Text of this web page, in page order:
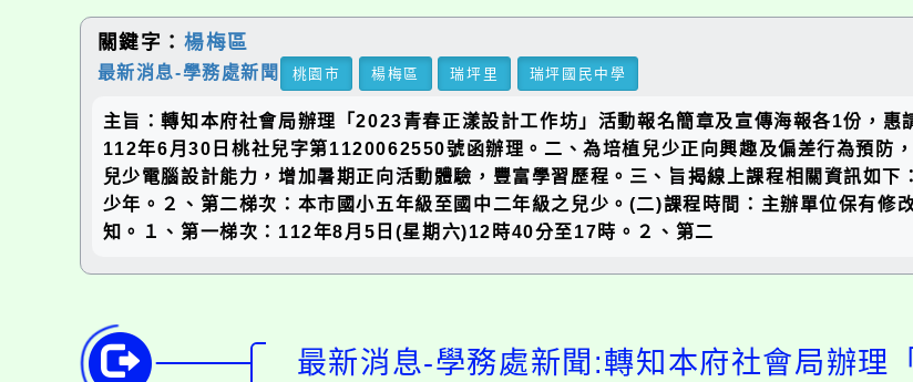
關鍵字： 楊梅區
最新消息-學務處新聞 桃園市 楊梅區 瑞坪里 瑞坪國民中學
主旨：轉知本府社會局辦理「2023青春正漾設計工作坊」活動報名簡章及宣傳海報各1份，
112年6月30日桃社兒字第1120062550號函辦理。二、為培植兒少正向興趣及偏差行為預防
兒少電腦設計能力，增加暑期正向活動體驗，豐富學習歷程。三、旨揭線上課程相關資訊如
少年。２、第二梯次：本市國小五年級至國中二年級之兒少。(二)課程時間：主辦單位保有修
知。１、第一梯次：112年8月5日(星期六)12時40分至17時。２、第二
最新消息-學務處新聞:轉知本府社會局辦理